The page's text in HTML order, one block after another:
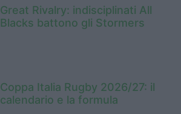
Great Rivalry: indisciplinati All
Blacks battono gli Stormers
Coppa Italia Rugby 2026/27: il
calendario e la formula